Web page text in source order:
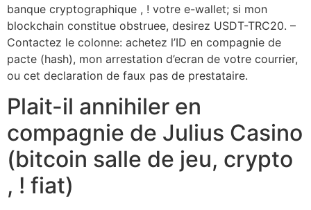
banque cryptographique , ! votre e-wallet; si mon
blockchain constitue obstruee, desirez USDT-TRC20. –
Contactez le colonne: achetez l’ID en compagnie de
pacte (hash), mon arrestation d’ecran de votre courrier,
ou cet declaration de faux pas de prestataire.
Plait-il annihiler en
compagnie de Julius Casino
(bitcoin salle de jeu, crypto
, ! fiat)